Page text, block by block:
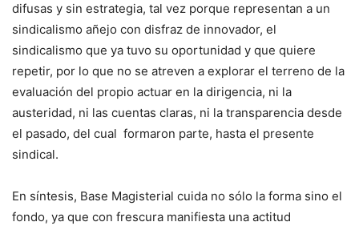
difusas y sin estrategia, tal vez porque representan a un
sindicalismo añejo con disfraz de innovador, el
sindicalismo que ya tuvo su oportunidad y que quiere
repetir, por lo que no se atreven a explorar el terreno de la
evaluación del propio actuar en la dirigencia, ni la
austeridad, ni las cuentas claras, ni la transparencia desde
el pasado, del cual formaron parte, hasta el presente
sindical.
En síntesis, Base Magisterial cuida no sólo la forma sino el
fondo, ya que con frescura manifiesta una actitud